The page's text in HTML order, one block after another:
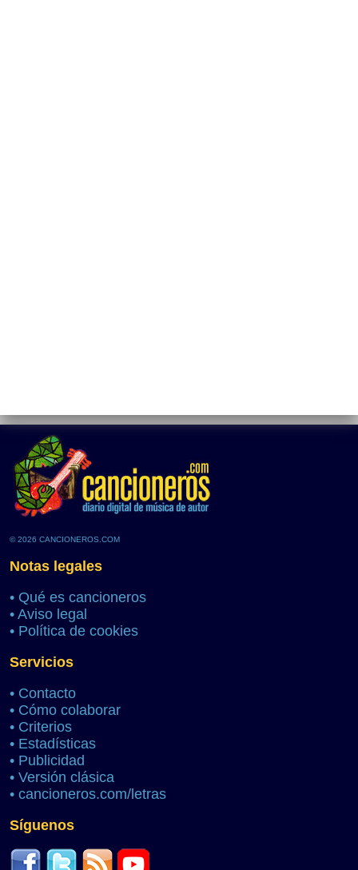
© 2026 CANCIONEROS.COM
Notas legales
• Qué es cancioneros
• Aviso legal
• Política de cookies
Servicios
• Contacto
• Cómo colaborar
• Criterios
• Estadísticas
• Publicidad
• Versión clásica
• cancioneros.com/letras
Síguenos